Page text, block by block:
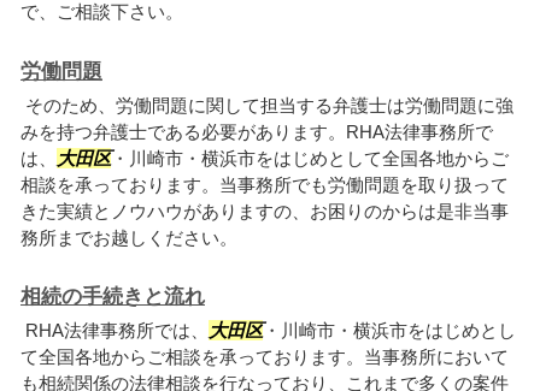
で、ご相談下さい。
労働問題
そのため、労働問題に関して担当する弁護士は労働問題に強
みを持つ弁護士である必要があります。RHA法律事務所で
は、
大田区・川崎市・横浜市をはじめとして全国各地からご
相談を承っております。当事務所でも労働問題を取り扱って
きた実績とノウハウがありますの、お困りのからは是非当事
務所までお越しください。
相続の手続きと流れ
RHA法律事務所では、 大田区・川崎市・横浜市をはじめとし
て全国各地からご相談を承っております。当事務所において
も相続関係の法律相談を行なっており、これまで多くの案件